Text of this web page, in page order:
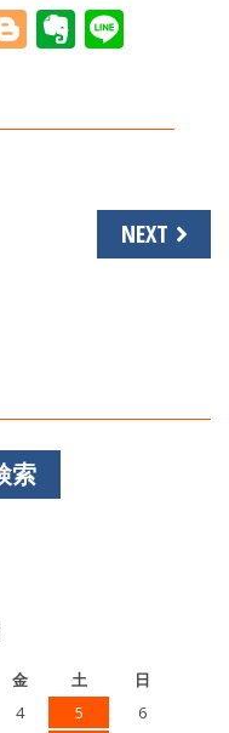
Blogger
NEXT
金 土
日
4 5
6